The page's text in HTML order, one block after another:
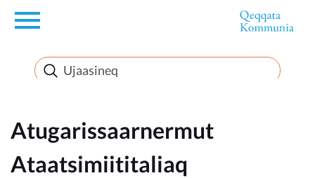
en
Innuttaasunut
Inuussutissarsiorneq
Politikki
Atugarissaarnermut
Ataatsimiititaliaq